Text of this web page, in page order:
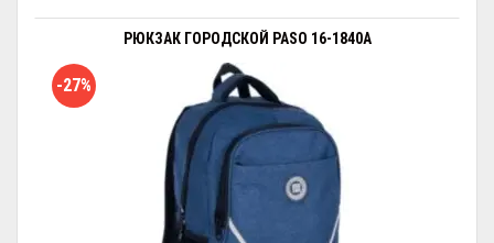
РЮКЗАК ГОРОДСКОЙ PASO 16-1840A
-27%